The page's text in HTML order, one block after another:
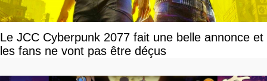
Le JCC Cyberpunk 2077 fait une belle annonce et
les fans ne vont pas être déçus